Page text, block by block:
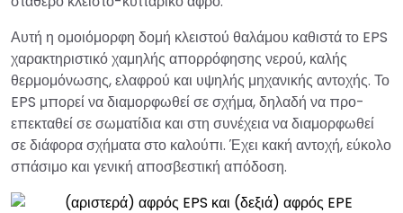
Αυτή η ομοιόμορφη δομή κλειστού θαλάμου καθιστά το EPS
χαρακτηριστικό χαμηλής απορρόφησης νερού, καλής
θερμομόνωσης, ελαφρού και υψηλής μηχανικής αντοχής. Το
EPS μπορεί να διαμορφωθεί σε σχήμα, δηλαδή να προ-
επεκταθεί σε σωματίδια και στη συνέχεια να διαμορφωθεί
σε διάφορα σχήματα στο καλούπι. Έχει κακή αντοχή, εύκολο
σπάσιμο και γενική αποσβεστική απόδοση.